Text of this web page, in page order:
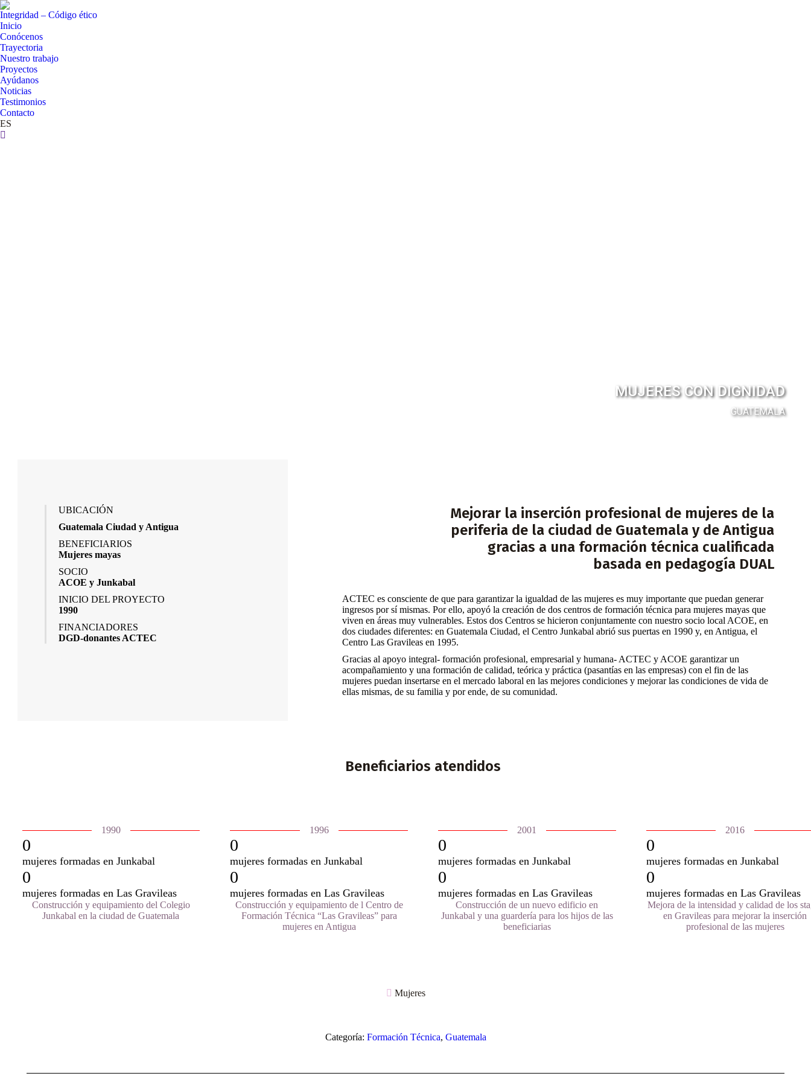
Integridad – Código ético
Inicio
Conócenos
Trayectoria
Nuestro trabajo
Proyectos
Ayúdanos
Noticias
Testimonios
Contacto
ES
Buscar:
MUJERES CON DIGNIDAD
GUATEMALA
UBICACIÓN
Guatemala Ciudad y Antigua
BENEFICIARIOS
Mujeres mayas
SOCIO
ACOE y Junkabal
INICIO DEL PROYECTO
1990
FINANCIADORES
DGD-donantes ACTEC
Mejorar la inserción profesional de mujeres de la
periferia de la ciudad de Guatemala y de Antigua
gracias a una formación técnica cualificada
basada en pedagogía DUAL
ACTEC es consciente de que para garantizar la igualdad de las mujeres es muy importante que puedan generar
ingresos por sí mismas. Por ello, apoyó la creación de dos centros de formación técnica para mujeres mayas que
viven en áreas muy vulnerables. Estos dos Centros se hicieron conjuntamente con nuestro socio local ACOE, en
dos ciudades diferentes: en Guatemala Ciudad, el Centro Junkabal abrió sus puertas en 1990 y, en Antigua, el
Centro Las Gravileas en 1995.
Gracias al apoyo integral- formación profesional, empresarial y humana- ACTEC y ACOE garantizar un
acompañamiento y una formación de calidad, teórica y práctica (pasantías en las empresas) con el fin de las
mujeres puedan insertarse en el mercado laboral en las mejores condiciones y mejorar las condiciones de vida de
ellas mismas, de su familia y por ende, de su comunidad.
Beneficiarios atendidos
1990
0
mujeres formadas en Junkabal
0
mujeres formadas en Las Gravileas
Construcción y equipamiento del Colegio
Junkabal en la ciudad de Guatemala
1996
0
mujeres formadas en Junkabal
0
mujeres formadas en Las Gravileas
Construcción y equipamiento de l Centro de
Formación Técnica “Las Gravileas” para
mujeres en Antigua
2001
0
mujeres formadas en Junkabal
0
mujeres formadas en Las Gravileas
Construcción de un nuevo edificio en
Junkabal y una guardería para los hijos de las
beneficiarias
2016
0
mujeres formadas en Junkabal
0
mujeres formadas en Las Gravileas
Mejora de la intensidad y calidad de los
en Gravileas para mejorar la inserción
profesional de las mujeres
Mujeres
Categoría: Formación Técnica, Guatemala